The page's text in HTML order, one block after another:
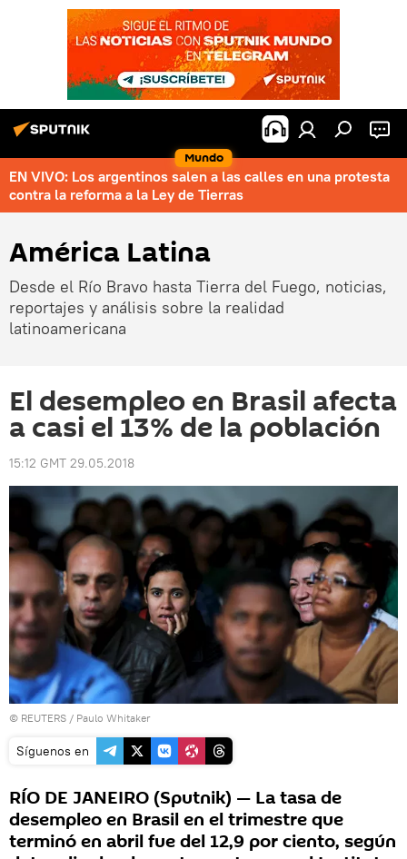
Mundo
EN VIVO: Los argentinos salen a las calles en una protesta
contra la reforma a la Ley de Tierras
América Latina
Desde el Río Bravo hasta Tierra del Fuego, noticias,
reportajes y análisis sobre la realidad
latinoamericana
El desempleo en Brasil afecta
a casi el 13% de la población
15:12 GMT 29.05.2018
© REUTERS / Paulo Whitaker
Síguenos en
RÍO DE JANEIRO (Sputnik) — La tasa de
desempleo en Brasil en el trimestre que
terminó en abril fue del 12,9 por ciento, según